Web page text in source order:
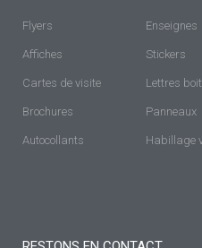
Flyers
Affiches
Cartes de visite
Brochures
Autocollants
Enseignes
Stickers
Lettres
Panneaux
Habillage